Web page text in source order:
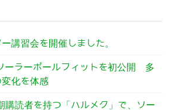
講習会を開催しました。
ーラーポールフィットを初公開 多
化を体感
購読者を持つ「ハルメク」で、ソー